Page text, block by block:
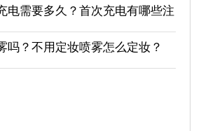
电需要多久？首次充电有哪些注
吗？不用定妆喷雾怎么定妆？